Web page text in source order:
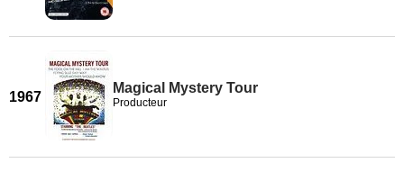
1967
Magical Mystery Tour
Producteur